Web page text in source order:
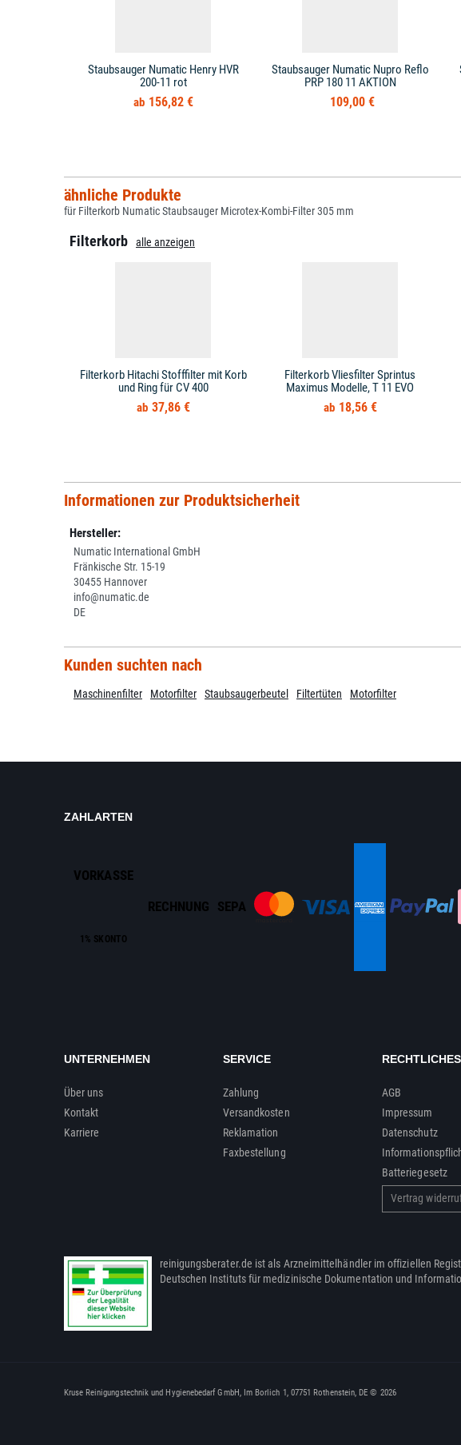
Staubsauger Numatic Henry HVR
200-11 rot
156,82 €
Staubsauger Numatic Nupro Reflo
PRP 180 11 AKTION
109,00 €
ähnliche Produkte
für Filterkorb Numatic Staubsauger Microtex-Kombi-Filter 305 mm
Filterkorb alle anzeigen
Filterkorb Hitachi Stofffilter mit Korb
und Ring für CV 400
37,86 €
Filterkorb Vliesfilter Sprintus
Maximus Modelle, T 11 EVO
18,56 €
Informationen zur Produktsicherheit
Hersteller:
Numatic International GmbH
Fränkische Str. 15-19
30455 Hannover
info@numatic.de
DE
Kunden suchten nach
Maschinenfilter Motorfilter Staubsaugerbeutel Filtertüten Motorfilter
ZAHLARTEN
VORKASSE
1% SKONTO
RECHNUNG SEPA
UNTERNEHMEN
Über uns
Kontakt
Karriere
SERVICE
Zahlung
Versandkosten
Reklamation
Faxbestellung
RECHTLICHES
AGB
Impressum
Datenschutz
Batteriegesetz
Vertrag
reinigungsberater.de ist als Arzneimittelhändler im offiziellen
Deutschen Instituts für medizinische Dokumentation und
Kruse Reinigungstechnik und Hygienebedarf GmbH, Im Borlich 1, 07751 Rothenstein, DE © 2026